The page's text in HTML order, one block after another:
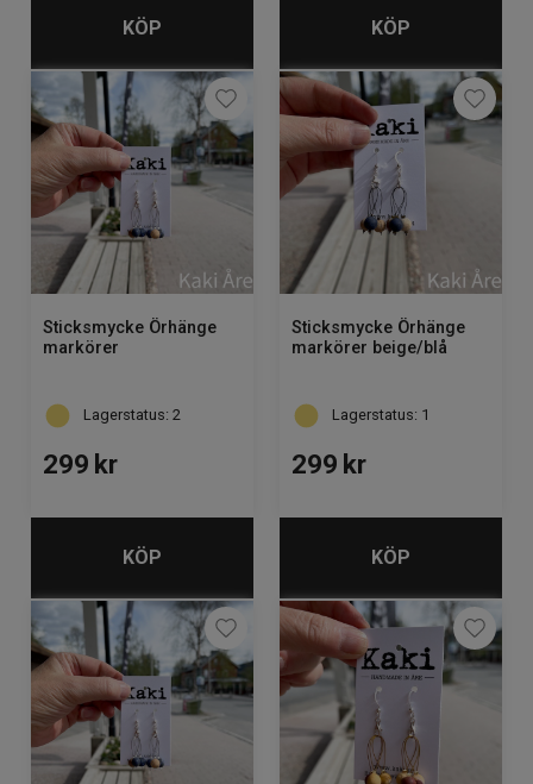
KÖP KÖP
Sticksmycke Örhänge
markörer
Lagerstatus: 2
299 kr
KÖP
Sticksmycke Örhänge
markörer beige/blå
Lagerstatus: 1
299 kr
KÖP